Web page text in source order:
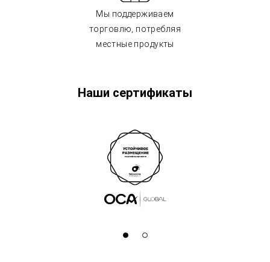
Мы поддерживаем
торговлю, потребляя
местные продукты
Наши сертификаты